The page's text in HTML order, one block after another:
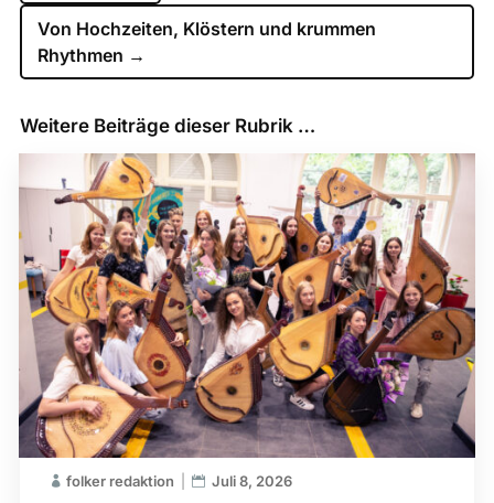
Von Hochzeiten, Klöstern und krummen
Rhythmen →
Weitere Beiträge dieser Rubrik …
folker redaktion Juli 8, 2026